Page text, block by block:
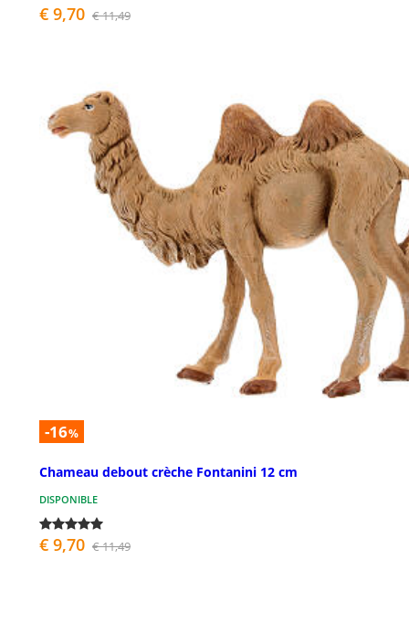
€ 9,70 € 11,49
-16%
Chameau debout crèche Fontanini 12 cm
DISPONIBLE
€ 9,70 € 11,49